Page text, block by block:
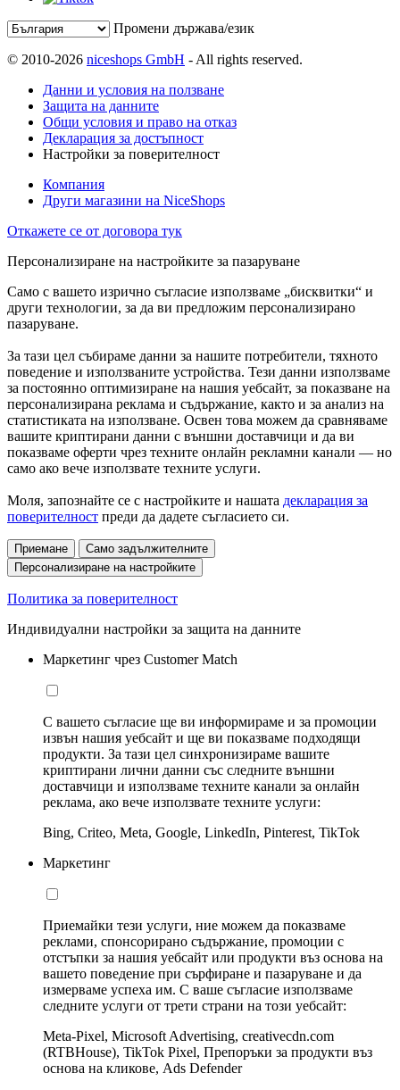
Промени държава/език
© 2010-2026 niceshops GmbH - All rights reserved.
Данни и условия на ползване
Защита на данните
Общи условия и право на отказ
Декларация за достъпност
Настройки за поверителност
Компания
Други магазини на NiceShops
Откажете се от договора тук
Персонализиране на настройките за пазаруване
Само с вашето изрично съгласие използваме „бисквитки“ и
други технологии, за да ви предложим персонализирано
пазаруване.
За тази цел събираме данни за нашите потребители, тяхното
поведение и използваните устройства. Тези данни използваме
за постоянно оптимизиране на нашия уебсайт, за показване на
персонализирана реклама и съдържание, както и за анализ на
статистиката на използване. Освен това можем да сравняваме
вашите криптирани данни с външни доставчици и да ви
показваме оферти чрез техните онлайн рекламни канали — но
само ако вече използвате техните услуги.
Моля, запознайте се с настройките и нашата декларация за
поверителност преди да дадете съгласието си.
Приемане
Само задължителните
Персонализиране на настройките
Политика за поверителност
Индивидуални настройки за защита на данните
Маркетинг чрез Customer Match
С вашето съгласие ще ви информираме и за промоции
извън нашия уебсайт и ще ви показваме подходящи
продукти. За тази цел синхронизираме вашите
криптирани лични данни със следните външни
доставчици и използваме техните канали за онлайн
реклама, ако вече използвате техните услуги:
Bing, Criteo, Meta, Google, LinkedIn, Pinterest, TikTok
Маркетинг
Приемайки тези услуги, ние можем да показваме
реклами, спонсорирано съдържание, промоции с
отстъпки за нашия уебсайт или продукти въз основа на
вашето поведение при сърфиране и пазаруване и да
измерваме успеха им. С ваше съгласие използваме
следните услуги от трети страни на този уебсайт:
Meta-Pixel, Microsoft Advertising, creativecdn.com
(RTBHouse), TikTok Pixel, Препоръки за продукти въз
основа на кликове, Ads Defender